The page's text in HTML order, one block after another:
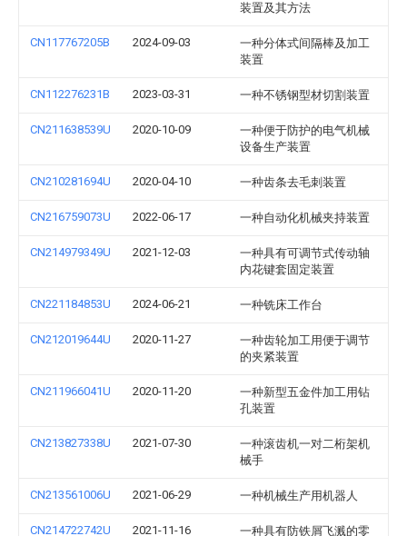
装置及其方法
CN117767205B 2024-09-03
一种分体式间隔棒及加工
装置
CN112276231B 2023-03-31 一种不锈钢型材切割装置
CN211638539U 2020-10-09
一种便于防护的电气机械
设备生产装置
CN210281694U 2020-04-10 一种齿条去毛刺装置
CN216759073U 2022-06-17 一种自动化机械夹持装置
CN214979349U 2021-12-03
一种具有可调节式传动轴
内花键套固定装置
CN221184853U 2024-06-21 一种铣床工作台
CN212019644U 2020-11-27
一种齿轮加工用便于调节
的夹紧装置
CN211966041U 2020-11-20
一种新型五金件加工用钻
孔装置
CN213827338U 2021-07-30
一种滚齿机一对二桁架机
械手
CN213561006U 2021-06-29 一种机械生产用机器人
CN214722742U 2021-11-16
一种具有防铁屑飞溅的零